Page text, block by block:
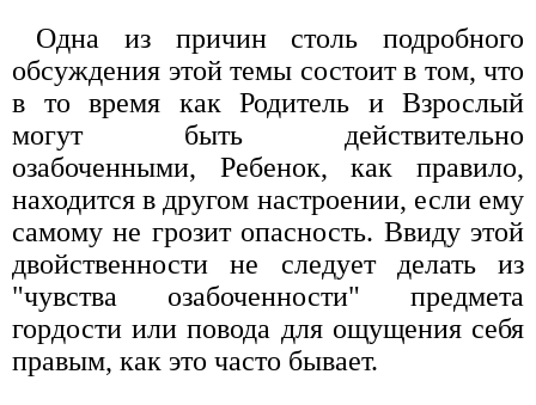
Одна из причин столь подробного
обсуждения этой темы состоит в том, что
в то время как Родитель и Взрослый
могут быть действительно
озабоченными, Ребенок, как правило,
находится в другом настроении, если ему
самому не грозит опасность. Ввиду этой
двойственности не следует делать из
"чувства озабоченности" предмета
гордости или повода для ощущения себя
правым, как это часто бывает.